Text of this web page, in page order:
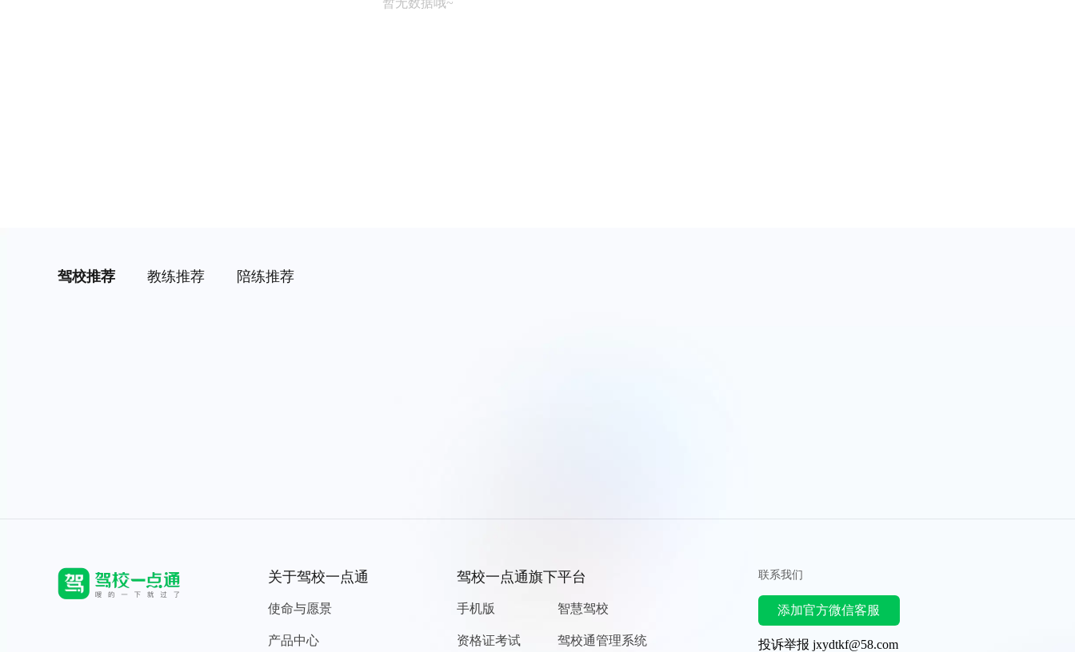
暂无数据哦~
驾校推荐 教练推荐 陪练推荐
关于驾校一点通
使命与愿景
产品中心
驾校一点通旗下平台
手机版
资格证考试
智慧驾校
驾校通管理系统
联系我们
添加官方微信客服
投诉举报 jxydtkf@58.com